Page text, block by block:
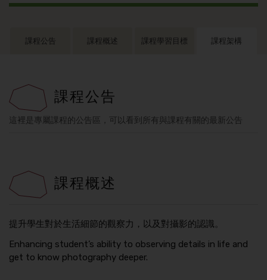
課程公告 課程概述 課程學習目標 課程架構
課程公告
這裡是專屬課程的公告區，可以看到所有與課程有關的最新公告
課程概述
提升學生對於生活細節的觀察力，以及對攝影的認識。
Enhancing student’s ability to observing details in life and
get to know photography deeper.